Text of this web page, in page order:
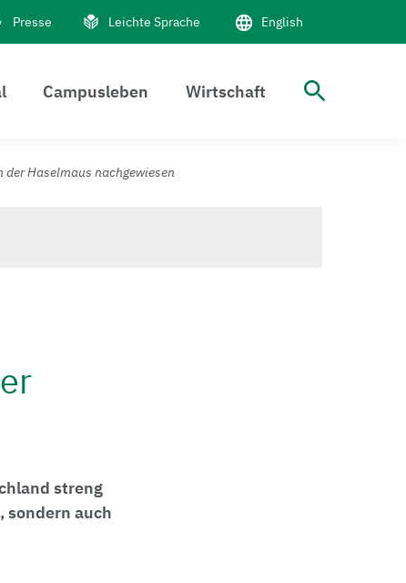
Presse Leichte Sprache English
Campusleben Wirtschaft
Haselmaus nachgewiesen
streng
sondern auch